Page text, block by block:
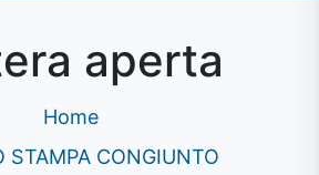
aperta
Home
STAMPA CONGIUNTO